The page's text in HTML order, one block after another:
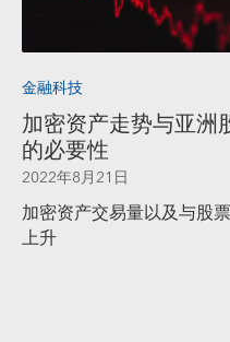
金融科技
加密资产走势与亚洲
的必要性
2022年8月21日
加密资产交易量以及与股
上升